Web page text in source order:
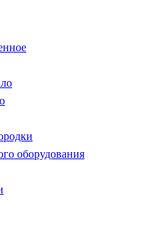
оборудования